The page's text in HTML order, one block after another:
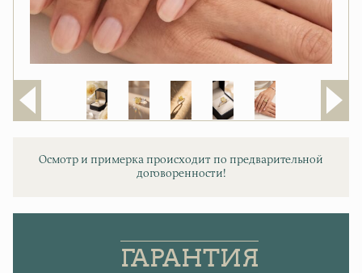
Осмотр и примерка происходит по предварительной
договоренности!
ГАРАНТИЯ